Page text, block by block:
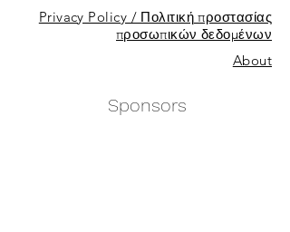
Privacy Policy / Πολιτική προστασίας
προσωπικών δεδομένων
About
Sponsors